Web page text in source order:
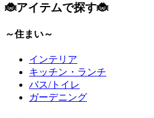
🐞アイテムで探す🐞
～住まい～
インテリア
キッチン・ランチ
バス/トイレ
ガーデニング